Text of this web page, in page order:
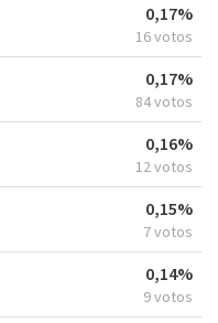
0,17%
16 votos
0,17%
84 votos
0,16%
12 votos
0,15%
7 votos
0,14%
9 votos